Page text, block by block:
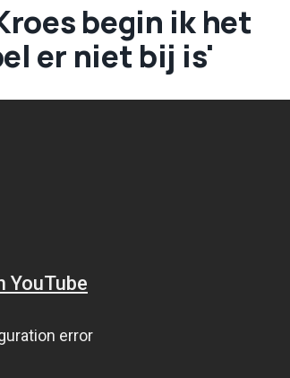
begin ik het
er niet bij is'